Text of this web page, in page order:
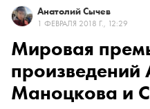
Анатолий Сычев
1 ФЕВРАЛЯ 2018 Г., 12:29
Мировая
произведений
Маноцкова и